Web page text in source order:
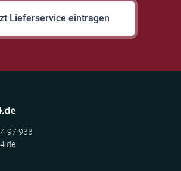
Lieferservice eintragen
97 933